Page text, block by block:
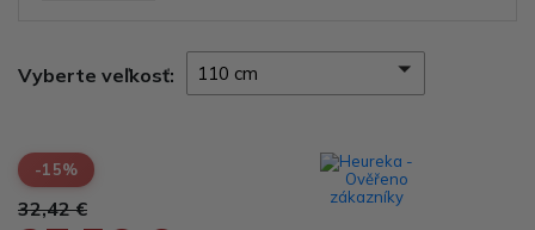
Vyberte veľkosť: 110 cm
-15%
32,42 €